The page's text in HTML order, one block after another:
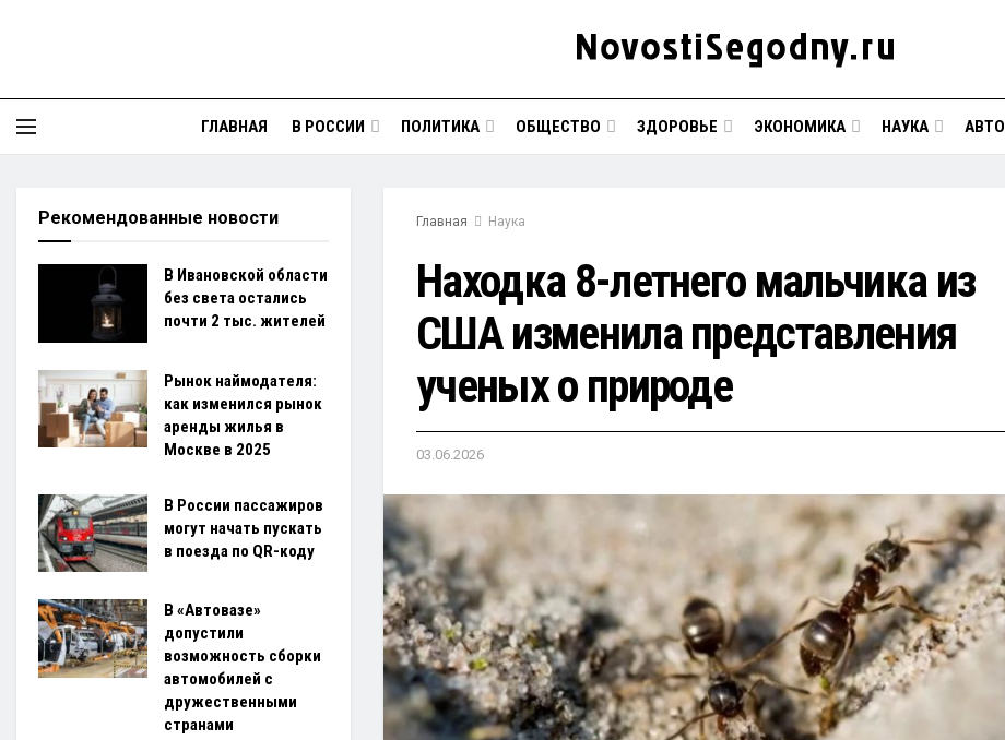
ГЛАВНАЯ В РОССИИ ПОЛИТИКА ОБЩЕСТВО ЗДОРОВЬЕ ЭКОНОМИКА НАУКА АВТО
Главная Наука
Находка 8-летнего мальчика из
США изменила представления
ученых о природе
03.06.2026
Рекомендованные новости
В Ивановской области
без света остались
почти 2 тыс. жителей
Рынок наймодателя:
как изменился рынок
аренды жилья в
Москве в 2025
В России пассажиров
могут начать пускать
в поезда по QR-коду
В «Автовазе»
допустили
возможность сборки
автомобилей с
дружественными
странами